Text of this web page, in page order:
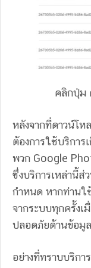
คลิกปุ่ม
หลังจากที่ดาวน์โห
ต้องการใช้บริกา
พวก Google
ซึ่งบริการเหล่านี้ส่
กำหนด หากท่านใ
จากระบบทุกครั้งเ
ปลอดภัยด้านข้อมู
อย่างที่ทราบบริกา